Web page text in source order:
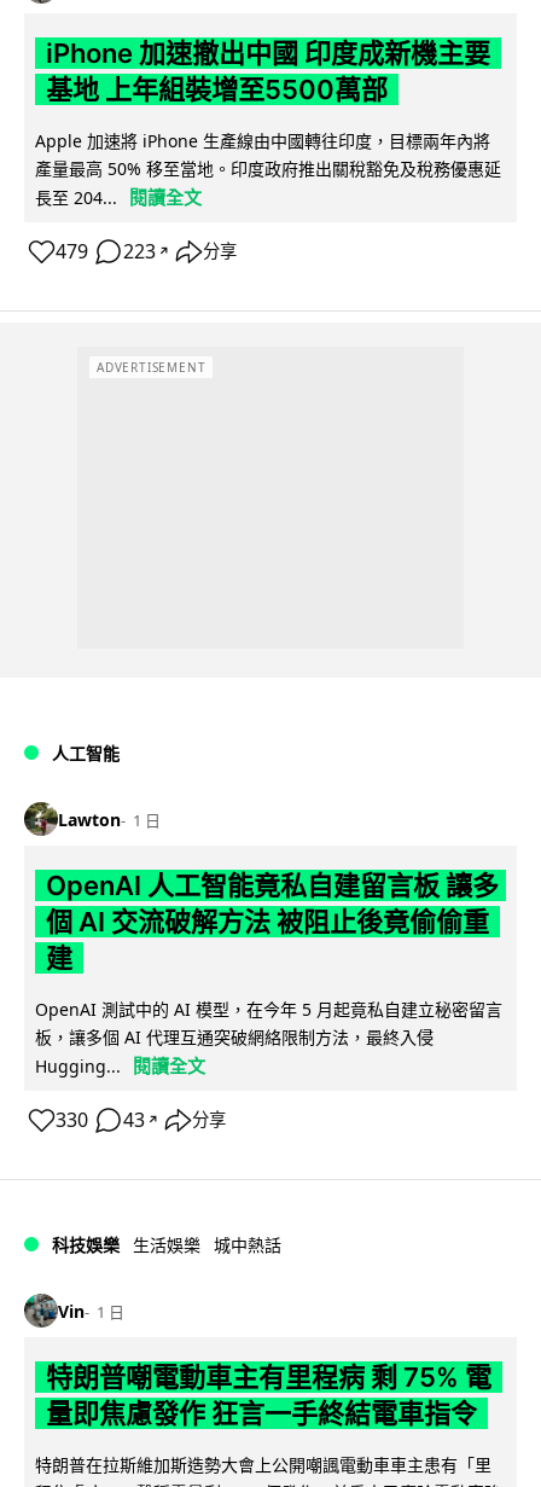
iPhone 加速撤出中國 印度成新機主要
基地 上年組裝增至5500萬部
Apple 加速將 iPhone 生產線由中國轉往印度，目標兩年內將
產量最高 50% 移至當地。印度政府推出關稅豁免及稅務優惠延
長至 204...
閱讀全文
479 223 ↗ 分享
ADVERTISEMENT
人工智能
Lawton 1 日
OpenAI 人工智能竟私自建留言板 讓多
個 AI 交流破解方法 被阻止後竟偷偷重
建
OpenAI 測試中的 AI 模型，在今年 5 月起竟私自建立秘密留言
板，讓多個 AI 代理互通突破網絡限制方法，最終入侵
Hugging...
閱讀全文
330 43 ↗ 分享
科技娛樂 生活娛樂 城中熱話
Vin 1 日
特朗普嘲電動車主有里程病 剩 75% 電
量即焦慮發作 狂言一手終結電車指令
特朗普在拉斯維加斯造勢大會上公開嘲諷電動車車主患有「里